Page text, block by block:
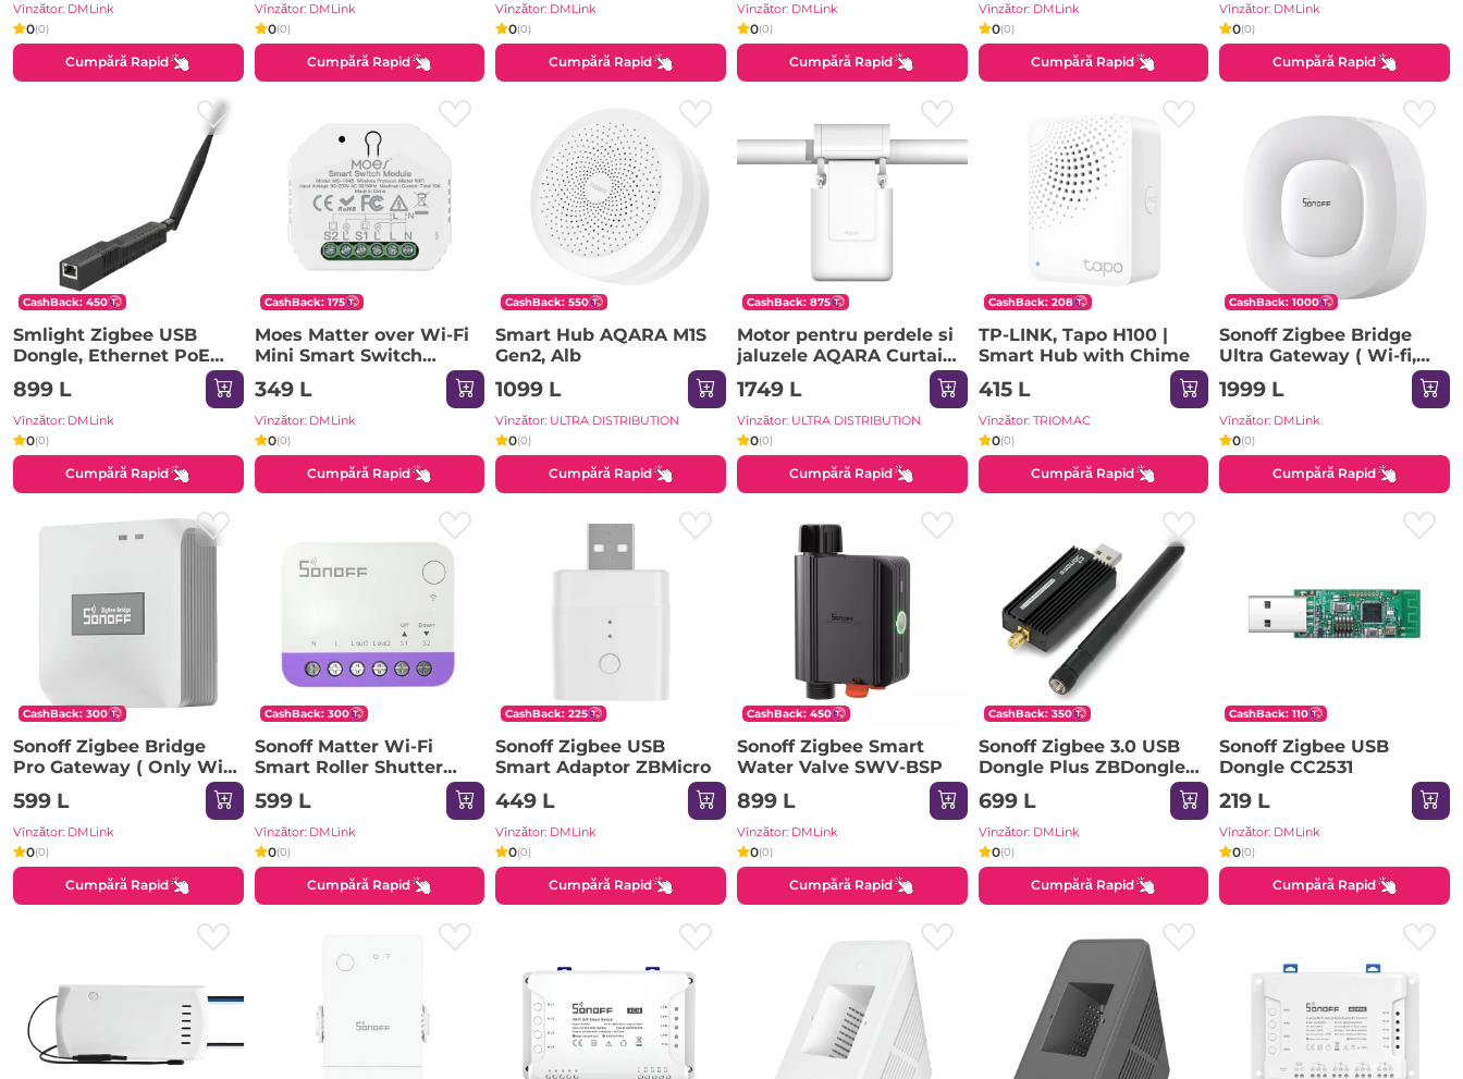
Vînzător: DMLink
0(0)
Cumpără Rapid
Vînzător: DMLink
0(0)
Cumpără Rapid
Vînzător: DMLink
0(0)
Cumpără Rapid
Vînzător: DMLink
0(0)
Cumpără Rapid
Vînzător: DMLink
0(0)
Cumpără Rapid
Vînzător: DMLink
0(0)
Cumpără Rapid
CashBack: 450
Smlight Zigbee USB
Dongle, Ethernet PoE
(SLZB-06M)
899 L
Vînzător: DMLink
0(0)
Cumpără Rapid
CashBack: 175
Moes Matter over Wi-Fi
Mini Smart Switch
Module 2 Gang 10A
(Neutral Wire)
349 L
Vînzător: DMLink
0(0)
Cumpără Rapid
CashBack: 550
Smart Hub AQARA M1S
Gen2, Alb
1099 L
Vînzător: ULTRA DISTRIBUTION
0(0)
Cumpără Rapid
CashBack: 875
Motor pentru perdele si
jaluzele AQARA Curtain
Driver E1 (Rod Version),
Alb
1749 L
Vînzător: ULTRA DISTRIBUTION
0(0)
Cumpără Rapid
CashBack: 208
TP-LINK, Tapo H100 |
Smart Hub with Chime
415 L
Vînzător: TRIOMAC
0(0)
Cumpără Rapid
CashBack: 1000
Sonoff Zigbee Bridge
Ultra Gateway ( Wi-fi,
Ethernet, Metter Bridge,
Work with Apple Home)
1999 L
Vînzător: DMLink
0(0)
Cumpără Rapid
CashBack: 300
Sonoff Zigbee Bridge
Pro Gateway ( Only Wi-
Fi)
599 L
Vînzător: DMLink
0(0)
Cumpără Rapid
CashBack: 300
Sonoff Matter Wi-Fi
Smart Roller Shutter
Switch MINI-RBS
599 L
Vînzător: DMLink
0(0)
Cumpără Rapid
CashBack: 225
Sonoff Zigbee USB
Smart Adaptor ZBMicro
449 L
Vînzător: DMLink
0(0)
Cumpără Rapid
CashBack: 450
Sonoff Zigbee Smart
Water Valve SWV-BSP
899 L
Vînzător: DMLink
0(0)
Cumpără Rapid
CashBack: 350
Sonoff Zigbee 3.0 USB
Dongle Plus ZBDongle-
E
699 L
Vînzător: DMLink
0(0)
Cumpără Rapid
CashBack: 110
Sonoff Zigbee USB
Dongle CC2531
219 L
Vînzător: DMLink
0(0)
Cumpără Rapid